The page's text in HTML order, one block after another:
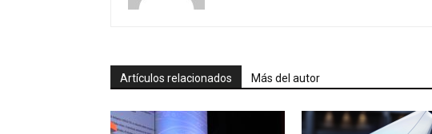
Artículos relacionados Más del autor